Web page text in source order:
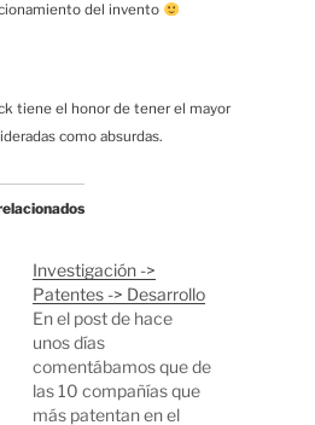
del invento
tiene el honor de tener el mayor
como absurdas.
Investigación ->
Patentes -> Desarrollo
En el post de hace
unos días
comentábamos que de
las 10 compañías que
más patentan en el